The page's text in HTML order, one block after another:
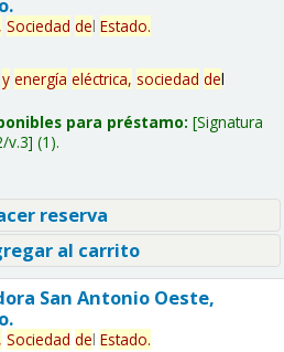
Sociedad del Estado.
y energía eléctrica, sociedad del
para préstamo: Signatura
v.3 (1).
reserva
al carrito
San Antonio Oeste,
Sociedad del Estado.